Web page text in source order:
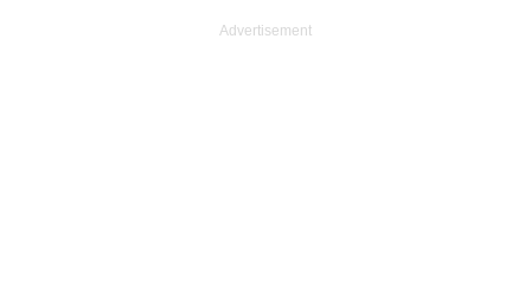
Advertisement